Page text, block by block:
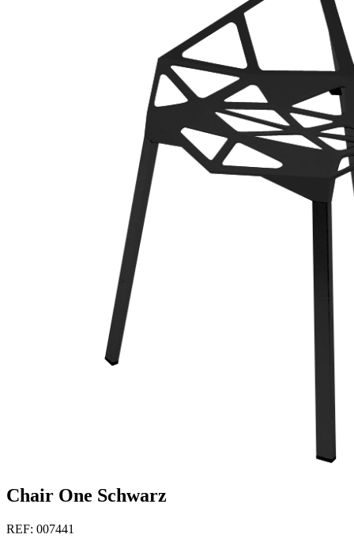
Chair One Schwarz
REF: 007441